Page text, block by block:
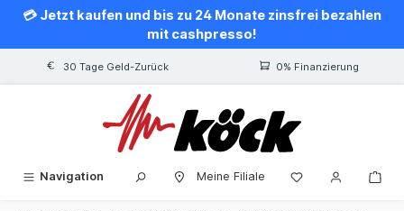
springen
💳 Jetzt kaufen und bis zu 24 Monate zinsfrei bezahlen
mit cashpresso!
30 Tage Geld-Zurück 0% Finanzierung
Navigation Meine Filiale